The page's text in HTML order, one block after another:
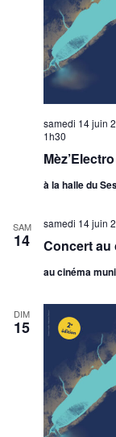
samedi 14 juin
1h30
à la halle du
SAM
14 Concert au
samedi 14 juin
au cinéma
DIM
15